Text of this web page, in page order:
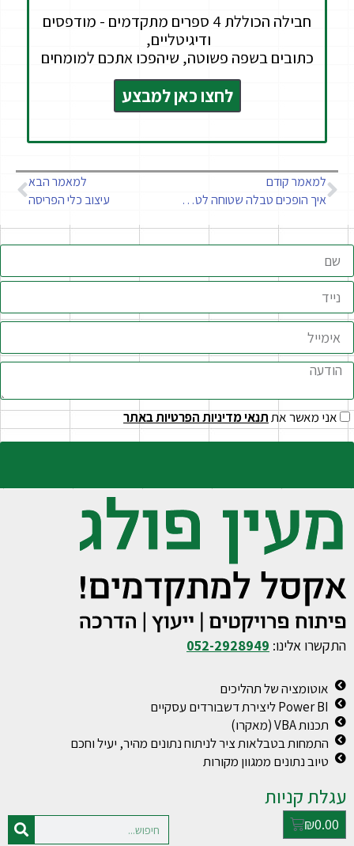
חבילה הכוללת 4 ספרים מתקדמים - מודפסים
ודיגיטליים,
כתובים בשפה פשוטה, שיהפכו אתכם למומחים
לחצו כאן למבצע
למאמר קודם
איך הופכים טבלה שטוחה לטבלה תקנית
למאמר הבא
עיצוב כלי הפריסה
אני מאשר אתתנאי מדיניות הפרטיות באתר
התקשרו אלינו: 052-2928949
אוטומציה של תהליכים
Power BI ליצירת דשבורדים עסקיים
תכנות VBA (מאקרו)
התמחות בטבלאות ציר לניתוח נתונים מהיר, יעיל וחכם
טיוב נתונים ממגוון מקורות
עגלת קניות
₪0.00